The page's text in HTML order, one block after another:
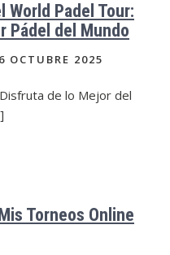
World Padel Tour:
Pádel del Mundo
OCTUBRE 2025
de lo Mejor del
Torneos Online